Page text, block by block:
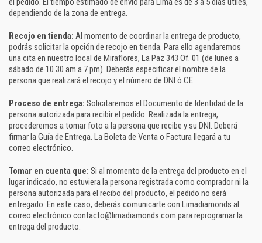
dependiendo de la zona de entrega.
Recojo en tienda: Al momento de coordinar la entrega de producto,
podrás solicitar la opción de recojo en tienda. Para ello agendaremos
una cita en nuestro local de Miraflores, La Paz 343 Of. 01 (de lunes a
sábado de 10.30 am a 7 pm). Deberás especificar el nombre de la
persona que realizará el recojo y el número de DNI ó CE.
Proceso de entrega: Solicitaremos el Documento de Identidad de la
persona autorizada para recibir el pedido. Realizada la entrega,
procederemos a tomar foto a la persona que recibe y su DNI. Deberá
firmar la Guía de Entrega. La Boleta de Venta o Factura llegará a tu
correo electrónico.
Tomar en cuenta que: Si al momento de la entrega del producto en el
lugar indicado, no estuviera la persona registrada como comprador ni la
persona autorizada para el recibo del producto, el pedido no será
entregado. En este caso, deberás comunicarte con Limadiamonds al
correo electrónico contacto@limadiamonds.com para reprogramar la
entrega del producto.